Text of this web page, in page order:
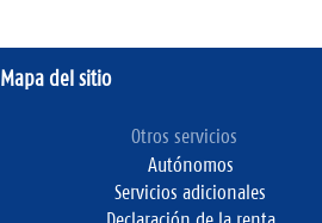
Mapa del sitio
Otros servicios
Autónomos
Servicios adicionales